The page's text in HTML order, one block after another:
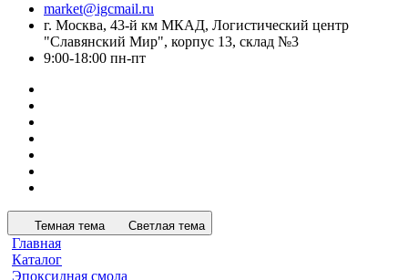
market@igcmail.ru
г. Москва, 43-й км МКАД, Логистический центр
"Славянский Мир", корпус 13, склад №3
9:00-18:00 пн-пт
Темная тема Светлая тема
Главная
Каталог
Эпоксидная смола